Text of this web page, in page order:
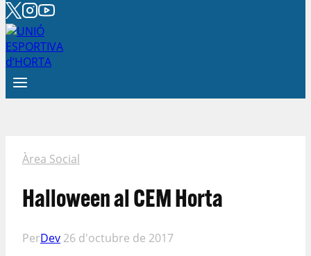
Àrea Social
Halloween al CEM Horta
PerDev 26 d'octubre de 2017